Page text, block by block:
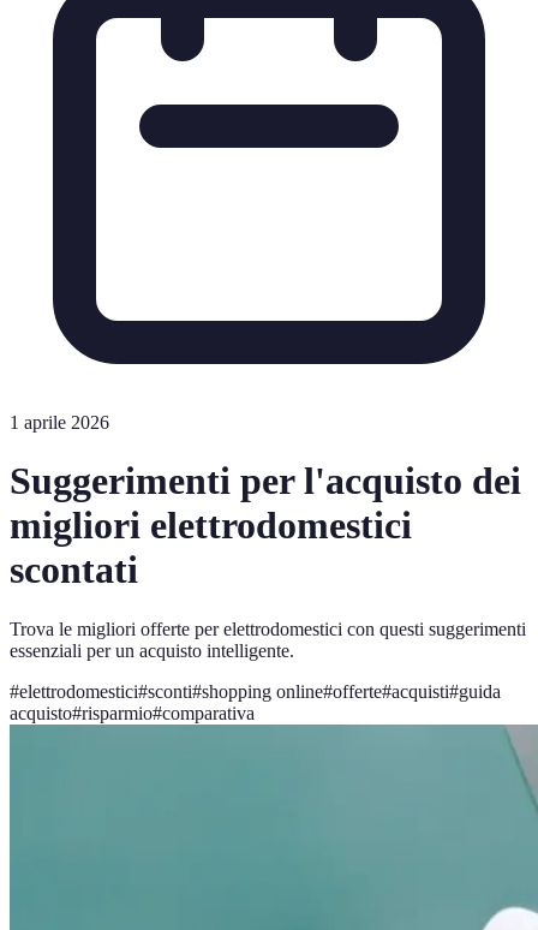
1 aprile 2026
Suggerimenti per l'acquisto dei
migliori elettrodomestici
scontati
Trova le migliori offerte per elettrodomestici con questi suggerimenti
essenziali per un acquisto intelligente.
#elettrodomestici#sconti#shopping online#offerte#acquisti#guida
acquisto#risparmio#comparativa